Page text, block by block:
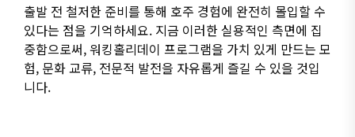
출발 전 철저한 준비를 통해 호주 경험에 완전히 몰입할 수
있다는 점을 기억하세요. 지금 이러한실용적인 측면에 집
중함으로써, 워킹홀리데이 프로그램을 가치 있게 만드는 모
험, 문화교류, 전문적 발전을 자유롭게 즐길 수 있을 것입
니다.